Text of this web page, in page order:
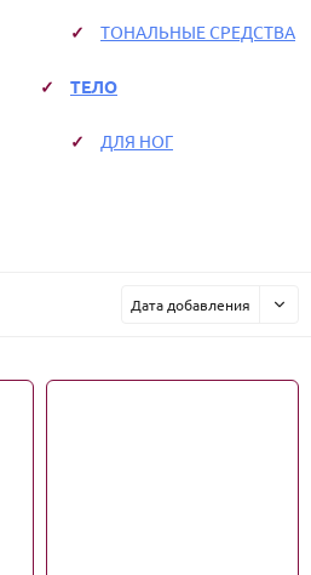
ТОНАЛЬНЫЕ СРЕДСТВА
ТЕЛО
ДЛЯ НОГ
Дата добавления